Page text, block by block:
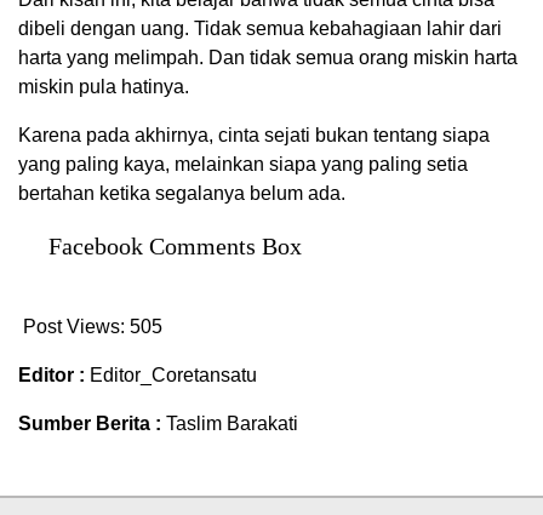
dibeli dengan uang. Tidak semua kebahagiaan lahir dari
harta yang melimpah. Dan tidak semua orang miskin harta
miskin pula hatinya.
Karena pada akhirnya, cinta sejati bukan tentang siapa
yang paling kaya, melainkan siapa yang paling setia
bertahan ketika segalanya belum ada.
Facebook Comments Box
Post Views: 505
Editor : Editor_Coretansatu
Sumber Berita : Taslim Barakati